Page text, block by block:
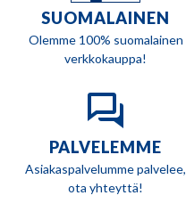
SUOMALAINEN
Olemme 100% suomalainen
verkkokauppa!
PALVELEMME
Asiakaspalvelumme palvelee,
ota yhteyttä!